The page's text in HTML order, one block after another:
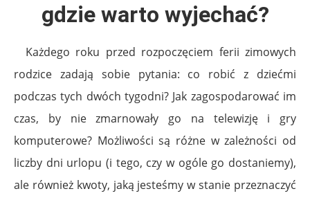
gdzie warto wyjechać?
Każdego roku przed rozpoczęciem ferii zimowych
rodzice zadają sobie pytania: co robić z dziećmi
podczas tych dwóch tygodni? Jak zagospodarować im
czas, by nie zmarnowały go na telewizję i gry
komputerowe? Możliwości są różne w zależności od
liczby dni urlopu (i tego, czy w ogóle go dostaniemy),
ale również kwoty, jaką jesteśmy w stanie przeznaczyć